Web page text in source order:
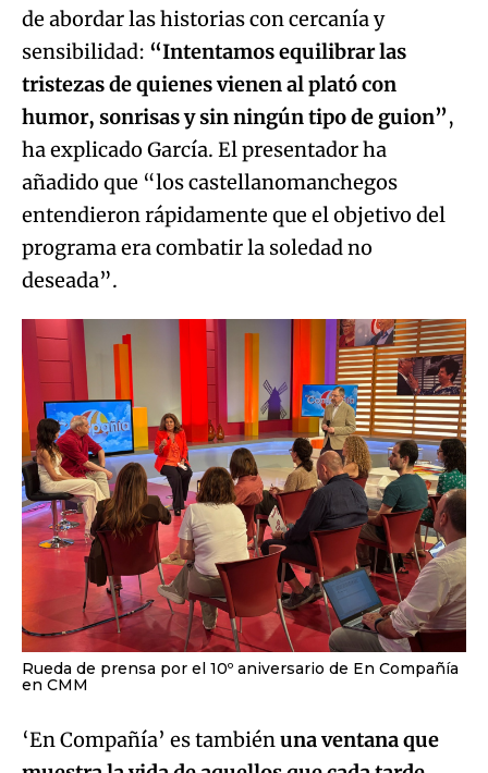
de abordar las historias con cercanía y
sensibilidad: “Intentamos equilibrar las
tristezas de quienes vienen al plató con
humor, sonrisas y sin ningún tipo de guion”,
ha explicado García. El presentador ha
añadido que “los castellanomanchegos
entendieron rápidamente que el objetivo del
programa era combatir la soledad no
deseada”.
Rueda de prensa por el 10º aniversario de En Compañía
en CMM
‘En Compañía’ es tambiénuna ventana que